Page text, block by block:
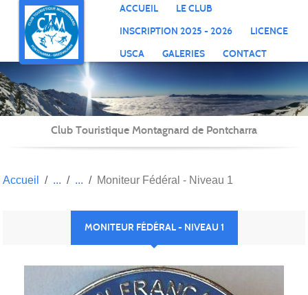
ACCUEIL
LE CLUB
INSCRIPTION 2025 - 2026
LICENCE
USCA
GALERIES CONTACT
Club Touristique Montagnard de Pontcharra
Accueil Moniteur Fédéral - Niveau 1
MONITEUR FÉDÉRAL - NIVEAU 1
Panneau de gestion des cookies